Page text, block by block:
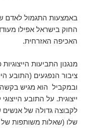
באמצעות התגמול לאדם
החוק בישראל אפילו
האכיפה האזרחית.
מנגנון התביעות
ציבור הנפגעים (התובע
ובמקביל הוא מגיש
ייצוגית. על התובע
לקבוצה גדולה של
שלו (שאלות משותפות